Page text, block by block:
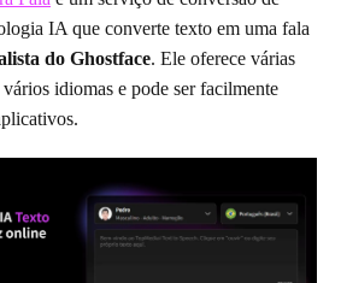
IA que converte texto em uma fala
do Ghostface. Ele oferece várias
vários idiomas e pode ser facilmente